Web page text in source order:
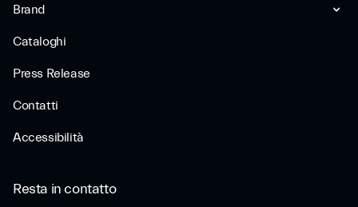
Brand
Cataloghi
Press Release
Contatti
Accessibilità
Resta in contatto